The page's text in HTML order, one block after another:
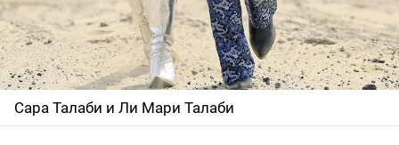
Сара Талаби и Ли Мари Талаби